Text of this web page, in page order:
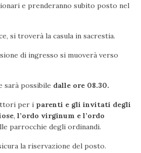
e prenderanno subito posto nel
si troverà la casula in sacrestia.
di ingresso si muoverà verso
sarà possibile dalle ore 08.30.
per i parenti e gli invitati degli
, l’ordo virginum e l’ordo
parrocchie degli ordinandi.
la riservazione del posto.